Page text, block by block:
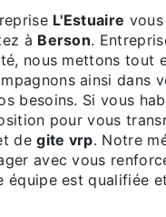
L'Estuaire
à Berson.
nous mettons tout
ainsi dans
besoins. Si vous
pour vous
degite vrp. Notre
avec vous
équipe est qualifiée